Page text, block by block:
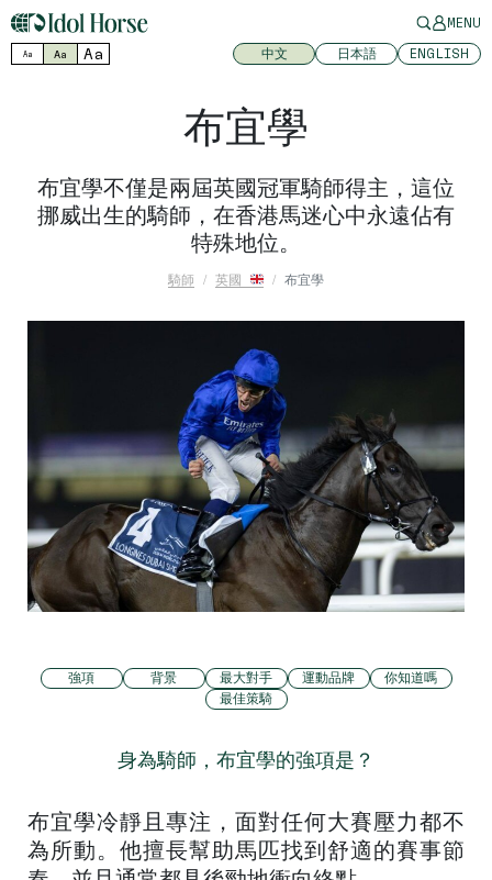
MENU
Aa Aa Aa 中文 日本語 ENGLISH
布宜學
布宜學不僅是兩屆英國冠軍騎師得主，這位
挪威出生的騎師，在香港馬迷心中永遠佔有
特殊地位。
騎師 英國 布宜學
強項 背景 最大對手 運動品牌
你知道嗎
最佳策騎
身為騎師，布宜學的強項是？
布宜學冷靜且專注，面對任何大賽壓力都不
為所動。他擅長幫助馬匹找到舒適的賽事節